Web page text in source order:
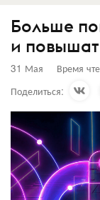
Больше
и
31 Мая Время
Поделиться: